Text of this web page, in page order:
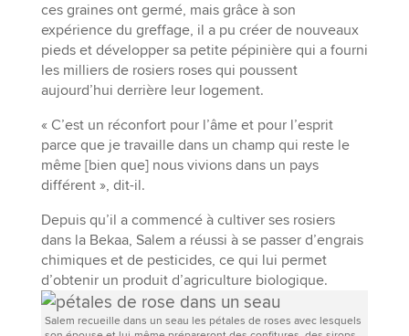
ces graines ont germé, mais grâce à son
expérience du greffage, il a pu créer de nouveaux
pieds et développer sa petite pépinière qui a fourni
les milliers de rosiers roses qui poussent
aujourd’hui derrière leur logement.
« C’est un réconfort pour l’âme et pour l’esprit
parce que je travaille dans un champ qui reste le
même [bien que] nous vivions dans un pays
différent », dit-il.
Depuis qu’il a commencé à cultiver ses rosiers
dans la Bekaa, Salem a réussi à se passer d’engrais
chimiques et de pesticides, ce qui lui permet
d’obtenir un produit d’agriculture biologique.
Salem recueille dans un seau les pétales de roses avec lesquels